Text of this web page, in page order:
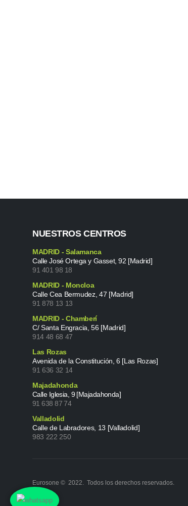
NUESTROS CENTROS
MADRID - Salamanca
Calle José Ortega y Gasset, 92 [Madrid]
91 401 98 18
MADRID - Moncloa
Calle Cea Bermudez, 47 [Madrid]
91 878 13 13
MADRID - Chamberí
C/ Santa Engracia, 56 [Madrid]
914 48 68 47
Las Rozas
Avenida de la Constitución, 6 [Las Rozas]
91 636 32 14
Majadahonda
Calle Iglesia, 9 [Majadahonda]
91 638 87 74
Valladolid
Calle de Labradores, 13 [Valladolid]
983 222 250
Eurosone © 2022. Todos los derechos reservados.